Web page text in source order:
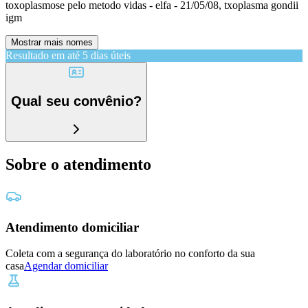
toxoplasmose pelo metodo vidas - elfa - 21/05/08, txoplasma gondii
igm
Mostrar mais nomes
Resultado em até 5 dias úteis
Qual seu convênio?
Sobre o atendimento
Atendimento domiciliar
Coleta com a segurança do laboratório no conforto da sua
casaAgendar domiciliar